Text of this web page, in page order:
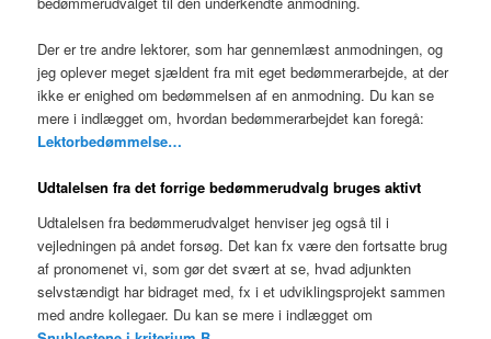
Der er tre andre lektorer, som har gennemlæst anmodningen, og
jeg oplever meget sjældent fra mit eget bedømmerarbejde, at der
ikke er enighed om bedømmelsen af en anmodning. Du kan se
mere i indlægget om, hvordan bedømmerarbejdet kan foregå:
Lektorbedømmelse…
Udtalelsen fra det forrige bedømmerudvalg bruges aktivt
Udtalelsen fra bedømmerudvalget henviser jeg også til i
vejledningen på andet forsøg. Det kan fx være den fortsatte brug
af pronomenet vi, som gør det svært at se, hvad adjunkten
selvstændigt har bidraget med, fx i et udviklingsprojekt sammen
med andre kollegaer. Du kan se mere i indlægget om